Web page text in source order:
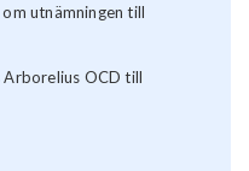
utnämningen till
Arborelius OCD till